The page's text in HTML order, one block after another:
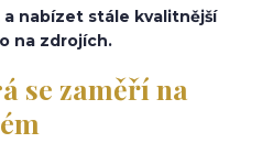
nabízet stále kvalitnější
na zdrojích.
se zaměří na